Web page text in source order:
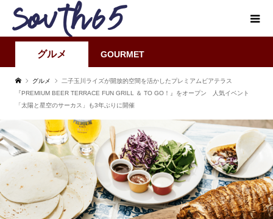
グルメ GOURMET
グルメ
二子玉川ライズが開放的空間を活かしたプレミアムビアテラス
『PREMIUM BEER TERRACE FUN GRILL ＆ TO GO！』をオープン 人気イベント
「太陽と星空のサーカス」も3年ぶりに開催